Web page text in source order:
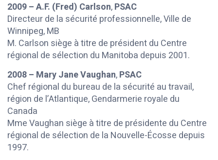
2009 – A.F. (Fred) Carlson,PSAC
Directeur de la sécurité professionnelle, Ville de
Winnipeg, MB
M. Carlson siège à titre de président du Centre
régional de sélection du Manitoba depuis 2001.
2008 – Mary Jane Vaughan,PSAC
Chef régional du bureau de la sécurité au travail,
région de l’Atlantique, Gendarmerie royale du
Canada
Mme Vaughan siège à titre de présidente du Centre
régional de sélection de la Nouvelle-Écosse depuis
1997.